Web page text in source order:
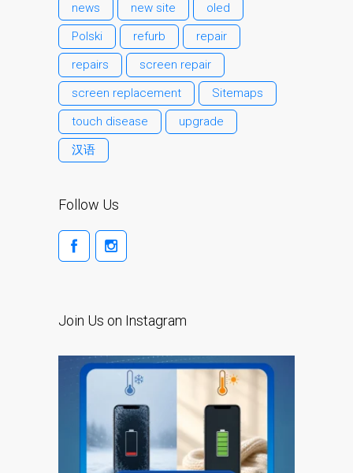
su iPhone y iPad
Cargadores para Apple
MacBook en Dundee –
Fuentes de alimentación
Cartel publicitario:
Reparaciones de Apple
Opciones de servicio
Ordenadores Apple Mac
reacondicionados en
Dundee
Reparación de Apple iPod
en Dundee
news
new site
oled
Polski
refurb
repair
repairs
screen repair
screen replacement
Sitemaps
touch disease
upgrade
汉语
Follow Us
Join Us on Instagram